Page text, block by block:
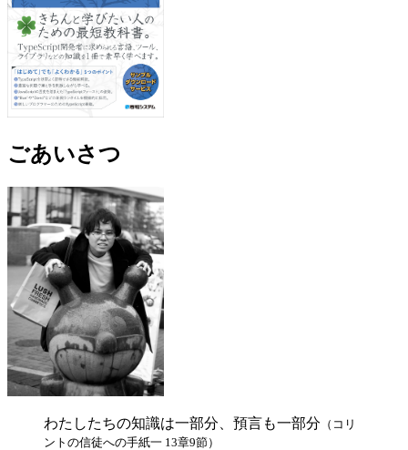
ごあいさつ
わたしたちの知識は一部分、預言も一部分 （コリ
ントの信徒への手紙一 13章9節）